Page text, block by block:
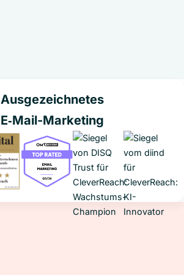
Ausgezeichnetes
E‑Mail-Marketing